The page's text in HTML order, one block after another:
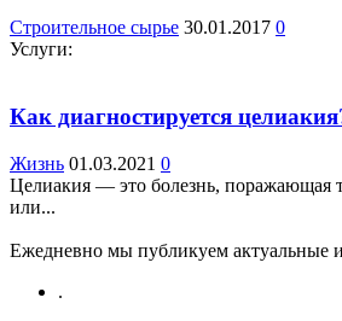
Строительное сырье 30.01.2017 0
Услуги:
Как диагностируется
Жизнь 01.03.2021 0
Целиакия — это болезнь, поражающая
или...
Ежедневно мы публикуем актуальные
.